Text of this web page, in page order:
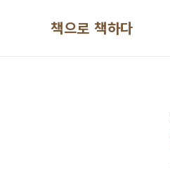
책으로 책하다